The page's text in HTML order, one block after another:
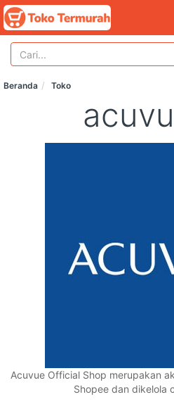
Beranda Toko
Acuvue Official Shop merupakan
Shopee dan dikelola